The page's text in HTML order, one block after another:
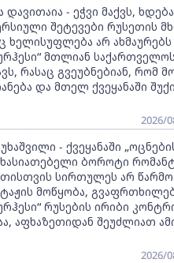
დავითაია - ეჭვი მაქვს, ხდება
შეტევები რუსეთის
ხელისუფლება არ ახმაურებს
მთლიან
რასაც გვეუბნებიან, რომ
და მთელ ქვეყანაში შუქი
2026/
- ქვეყანაში
ბოროტი
სირთულეს არ
მოწყობა,
რუსების ირიბი
აფხაზეთიდან შეუძლიათ
2026/